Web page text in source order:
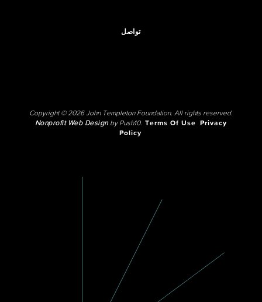
تواصل
Copyright © 2026 John Templeton Foundation. All rights reserved.
Nonprofit Web Designby Push10. Terms Of Use
Privacy
Policy